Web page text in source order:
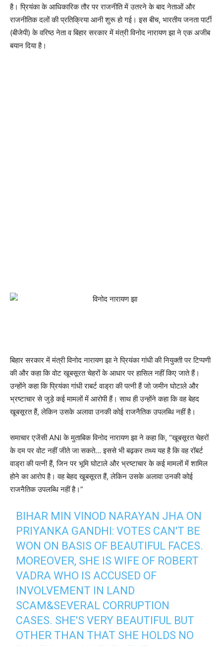
है। प्रियंका के आधिकारिक तौर पर राजनीति में उतरने के बाद नेताओं और
राजनीतिक दलों की प्रतिक्रिया आनी शुरू हो गई। इस बीच, भारतीय जनता पार्टी
(बीजेपी) के वरिष्ठ नेता व बिहार सरकार में मंत्री विनोद नारायण झा ने एक अजीब
बयान दिया है।
बिहार सरकार में मंत्री विनोद नारायण झा ने प्रियंका गांधी की नियुक्ती पर टिप्पणी
की और कहा कि वोट खूबसूरत चेहरों के आधार पर हासिल नहीं किए जाते हैं।
उन्‍होंने कहा कि प्रियंका गांधी राबर्ट वाड्रा की पत्‍नी हैं जो जमीन घोटाले और
भ्रष्‍टाचार से जुड़े कई मामलों में आरोपी हैं। साथ ही उन्होंने कहा कि वह बेहद
खूबसूरत हैं, लेकिन उसके अलावा उनकी कोई राजनैतिक उपलब्धि नहीं है।
समाचार एजेंसी ANI के मुताबिक विनोद नारायण झा ने कहा कि, “खूबसूरत चेहरों
के दम पर वोट नहीं जीते जा सकते… इससे भी बढ़कर तथ्य यह है कि वह रॉबर्ट
वाड्रा की पत्नी हैं, जिन पर भूमि घोटाले और भ्रष्टाचार के कई मामलों में शामिल
होने का आरोप है। वह बेहद खूबसूरत हैं, लेकिन उसके अलावा उनकी कोई
राजनैतिक उपलब्धि नहीं है।”
BIHAR MIN VINOD NARAYAN JHA ON
PRIYANKA GANDHI: VOTES CAN'T BE
WON ON BASIS OF BEAUTIFUL FACES.
MOREOVER, SHE IS WIFE OF ROBERT
VADRA WHO IS ACCUSED OF
INVOLVEMENT IN LAND
SCAM&SEVERAL CORRUPTION
CASES. SHE'S VERY BEAUTIFUL BUT
OTHER THAN THAT SHE HOLDS NO